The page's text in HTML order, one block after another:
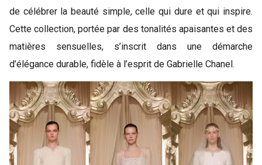
de célébrer la beauté simple, celle qui dure et qui inspire.
Cette collection, portée par des tonalités apaisantes et des
matières sensuelles, s’inscrit dans une démarche
d’élégance durable, fidèle à l’esprit de Gabrielle Chanel.